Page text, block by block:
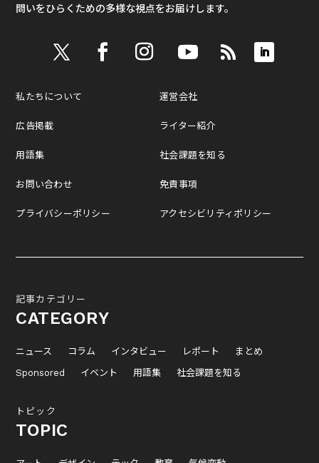
問いをひらくための多様な視点をお届けします。
私たちについて
広告掲載
用語集
お問い合わせ
プライバシーポリシー
運営会社
ライター紹介
社会課題を知る
免責事項
アクセシビリティポリシー
記事カテゴリー
CATEGORY
ニュース コラム インタビュー レポート
まとめ
Sponsored
イベント 用語集 社会課題を知る
トピック
TOPIC